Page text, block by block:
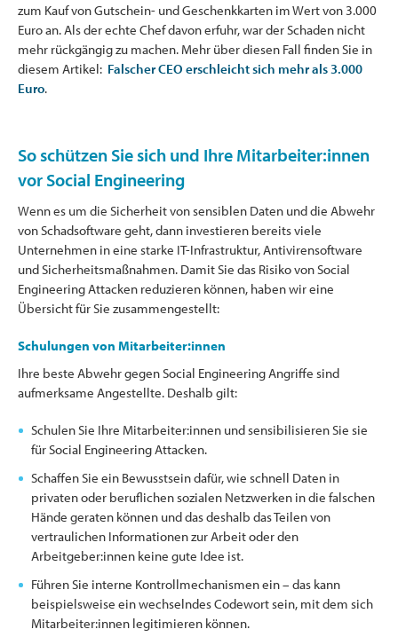
zum Kauf von Gutschein- und Geschenkkarten im Wert von 3.000
Euro an. Als der echte Chef davon erfuhr, war der Schaden nicht
mehr rückgängig zu machen. Mehr über diesen Fall finden Sie in
diesem Artikel: Falscher CEO erschleicht sich mehr als 3.000
Euro.
So schützen Sie sich und Ihre Mitarbeiter:innen
vor Social Engineering
Wenn es um die Sicherheit von sensiblen Daten und die Abwehr
von Schadsoftware geht, dann investieren bereits viele
Unternehmen in eine starke IT-Infrastruktur, Antivirensoftware
und Sicherheitsmaßnahmen. Damit Sie das Risiko von Social
Engineering Attacken reduzieren können, haben wir eine
Übersicht für Sie zusammengestellt:
Schulungen von Mitarbeiter:innen
Ihre beste Abwehr gegen Social Engineering Angriffe sind
aufmerksame Angestellte. Deshalb gilt:
Schulen Sie Ihre Mitarbeiter:innen und sensibilisieren Sie sie
für Social Engineering Attacken.
Schaffen Sie ein Bewusstsein dafür, wie schnell Daten in
privaten oder beruflichen sozialen Netzwerken in die falschen
Hände geraten können und das deshalb das Teilen von
vertraulichen Informationen zur Arbeit oder den
Arbeitgeber:innen keine gute Idee ist.
Führen Sie interne Kontrollmechanismen ein – das kann
beispielsweise ein wechselndes Codewort sein, mit dem sich
Mitarbeiter:innen legitimieren können.